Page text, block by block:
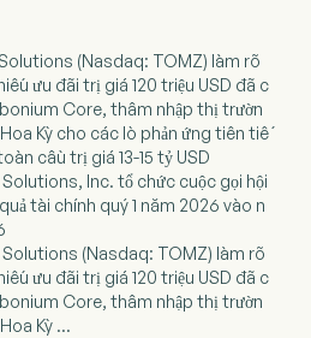
(Nasdaq: TOMZ) làm rõ
ưu đãi trị giá 120 triệu USD đã c
Core, thâm nhập thị trườn
Kỳ cho các lò phản ứng tiên tiế
cầu trị giá 13-15 tỷ USD
Inc. tổ chức cuộc gọi hội
tài chính quý 1 năm 2026 vào n
(Nasdaq: TOMZ) làm rõ
ưu đãi trị giá 120 triệu USD đã c
Core, thâm nhập thị trườn
Kỳ ...